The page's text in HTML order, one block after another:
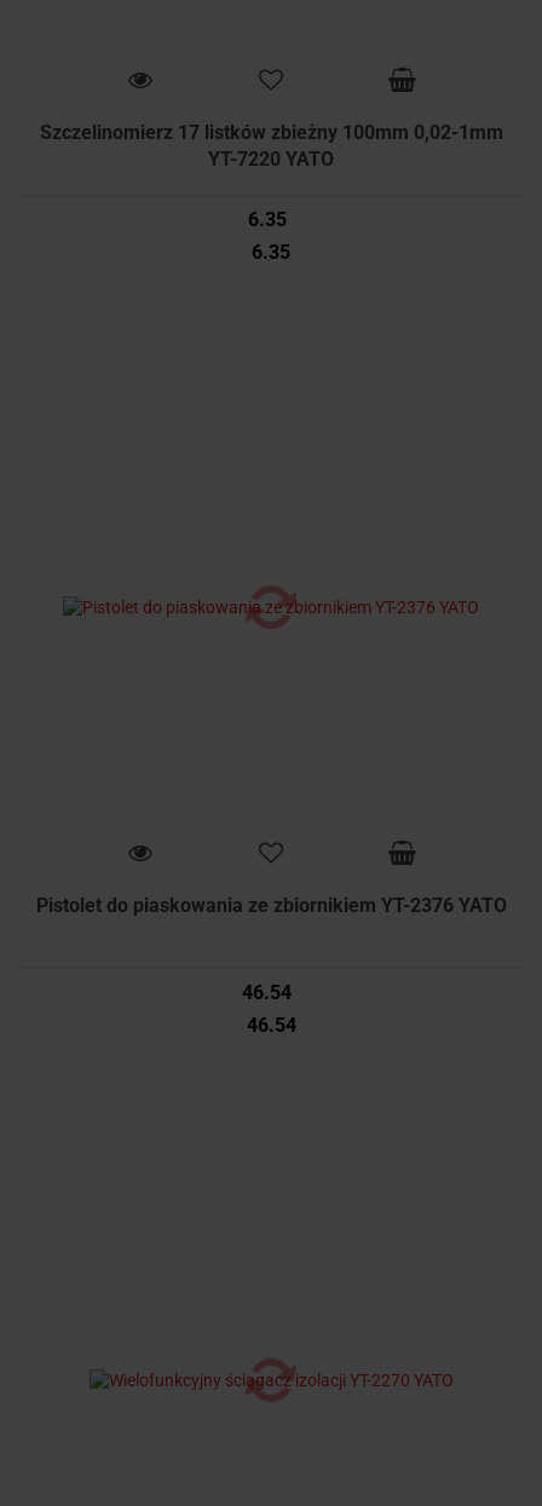
Szczelinomierz 17 listków zbieżny 100mm 0,02-1mm
YT-7220 YATO
6.35
6.35
Pistolet do piaskowania ze zbiornikiem YT-2376 YATO
46.54
46.54